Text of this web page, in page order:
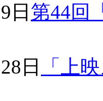
日 第44回
日
「上